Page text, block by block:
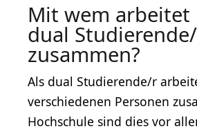
Mit wem arbeitet
dual
zusammen?
Als dual Studierende/r
verschiedenen Personen
Hochschule sind dies vor